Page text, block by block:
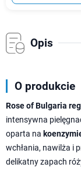
Opis
O produkcie
Rose of Bulgaria
intensywna
oparta na
wchłania, nawilża i
delikatny zapach